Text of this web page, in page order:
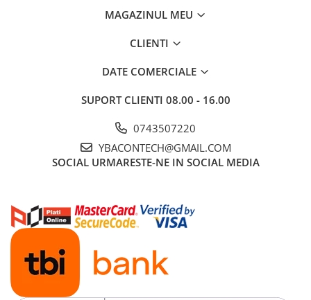
MAGAZINUL MEU
CLIENTI
DATE COMERCIALE
SUPORT CLIENTI 08.00 - 16.00
0743507220
YBACONTECH@GMAIL.COM
SOCIAL URMARESTE-NE IN SOCIAL MEDIA